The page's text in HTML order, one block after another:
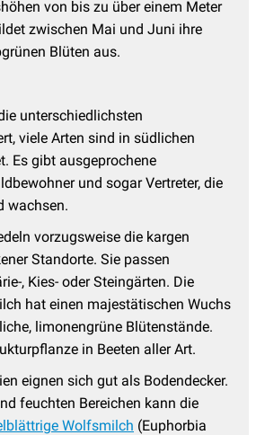
von bis zu über einem Meter
zwischen Mai und Juni ihre
Blüten aus.
unterschiedlichsten
viele Arten sind in südlichen
Es gibt ausgeprochene
und sogar Vertreter, die
wachsen.
vorzugsweise die kargen
Standorte. Sie passen
, Kies- oder Steingärten. Die
hat einen majestätischen Wuchs
limonengrüne Blütenstände.
in Beeten aller Art.
eignen sich gut als Bodendecker.
feuchten Bereichen kann die
Wolfsmilch (Euphorbia